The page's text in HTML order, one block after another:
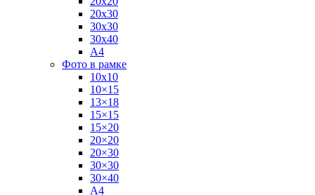
20х30
30х30
30х40
А4
Фото в рамке
10х10
10×15
13×18
15×15
15×20
20×20
20×30
30×30
30×40
A4